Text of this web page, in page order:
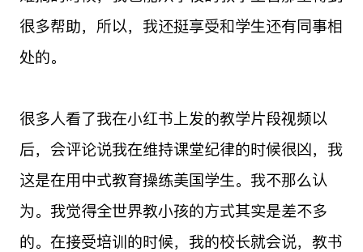
很多帮助，所以，我还挺享受和学生还有同事相
处的。
很多人看了我在小红书上发的教学片段视频以
后，会评论说我在维持课堂纪律的时候很凶，我
这是在用中式教育操练美国学生。我不那么认
为。我觉得全世界教小孩的方式其实是差不多
的。在接受培训的时候，我的校长就会说，教书